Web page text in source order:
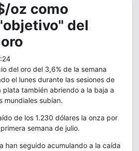
oz como
del
del oro del 3,6% de la semana
el lunes durante las sesiones de
plata también abriendo a la baja a
mundiales subían.
de los 1.230 dólares la onza por
semana de julio.
han seguido acumulando a la caída